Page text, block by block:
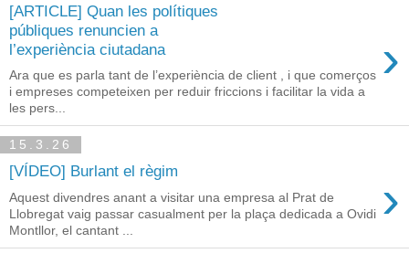
[ARTICLE] Quan les polítiques
públiques renuncien a
l’experiència ciutadana
›
Ara que es parla tant de l’experiència de client , i que comerços
i empreses competeixen per reduir friccions i facilitar la vida a
les pers...
15.3.26
[VÍDEO] Burlant el règim ›
Aquest divendres anant a visitar una empresa al Prat de
Llobregat vaig passar casualment per la plaça dedicada a Ovidi
Montllor, el cantant ...